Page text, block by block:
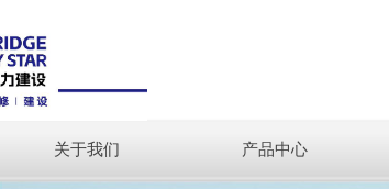
关于我们 产品中心